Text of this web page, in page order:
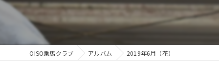
OISO乗馬クラブ アルバム 2019年6月（花）